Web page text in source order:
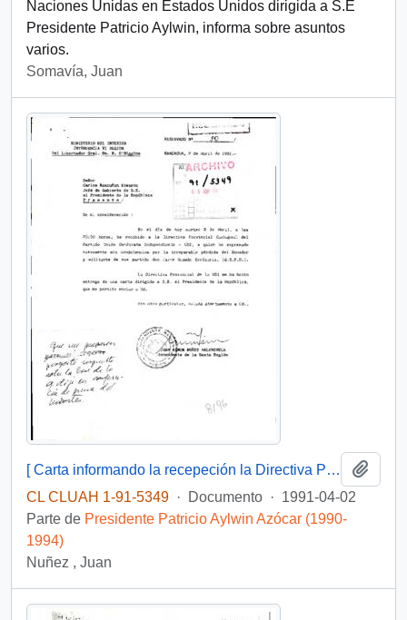
Naciones Unidas en Estados Unidos dirigida a S.E
Presidente Patricio Aylwin, informa sobre asuntos
varios.
Somavía, Juan
[ Carta informando la recepeción la Directiva Provincial Cachapoal del Partido Unión Demócrata Independiente UDI, habiendo presentado las respectivas condolencias por la muerte del Senador Jaime Guzmán]
CL CLUAH 1-91-5349 · Documento · 1991-04-02
Parte de Presidente Patricio Aylwin Azócar (1990-
1994)
Nuñez , Juan